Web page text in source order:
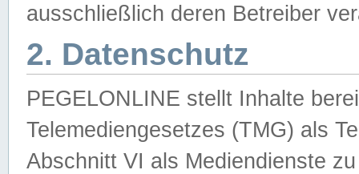
ausschließlich deren Betreiber
2. Datenschutz
PEGELONLINE stellt Inhalte
Telemediengesetzes (TMG) als
Abschnitt VI als Mediendienste